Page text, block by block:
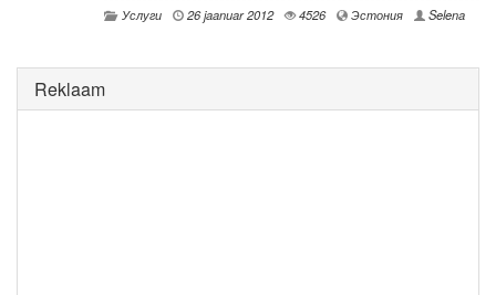
Услуги 26 jaanuar 2012 4526 Эстония Selena
Reklaam